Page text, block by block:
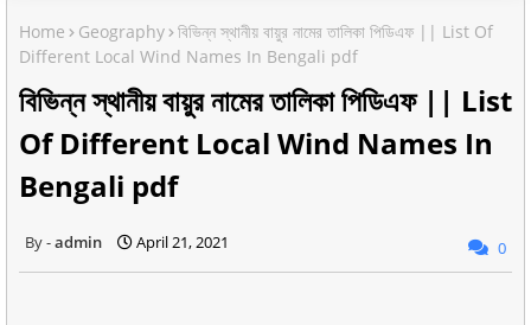
Home Geography বিভিন্ন স্থানীয় বায়ুর নামের তালিকা পিডিএফ || List Of
Different Local Wind Names In Bengali pdf
বিভিন্ন স্থানীয় বায়ুর নামের তালিকা পিডিএফ || List
Of Different Local Wind Names In
Bengali pdf
admin April 21, 2021 0